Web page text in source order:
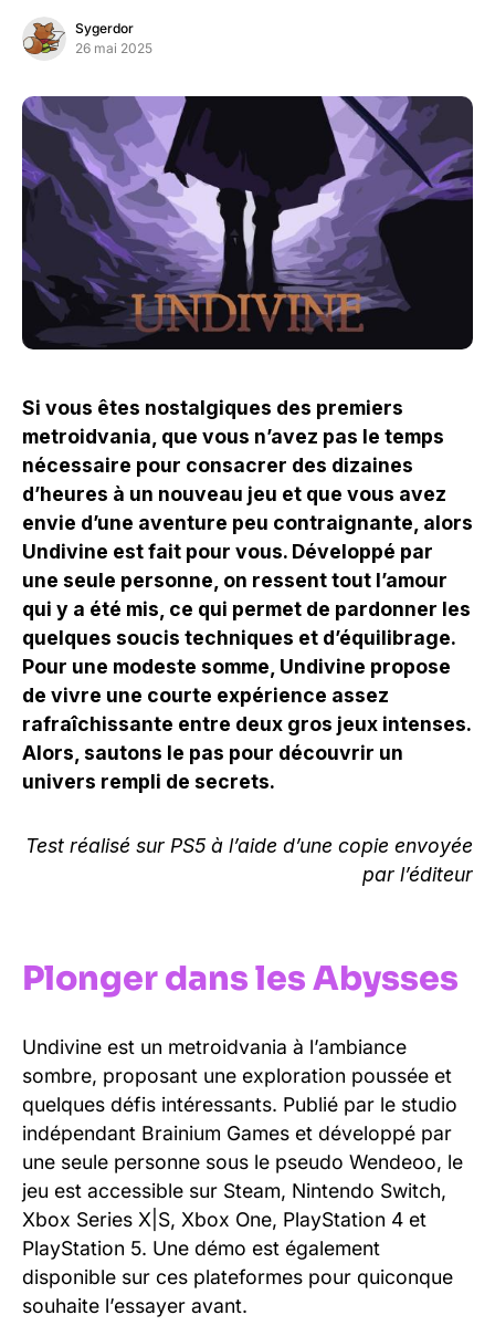
Sygerdor
26 mai 2025
Si vous êtes nostalgiques des premiers
metroidvania, que vous n’avez pas le temps
nécessaire pour consacrer des dizaines
d’heures à un nouveau jeu et que vous avez
envie d’une aventure peu contraignante, alors
Undivine est fait pour vous. Développé par
une seule personne, on ressent tout l’amour
qui y a été mis, ce qui permet de pardonner les
quelques soucis techniques et d’équilibrage.
Pour une modeste somme, Undivine propose
de vivre une courte expérience assez
rafraîchissante entre deux gros jeux intenses.
Alors, sautons le pas pour découvrir un
univers rempli de secrets.
Test réalisé sur PS5 à l’aide d’une copie envoyée
par l’éditeur
Plonger dans les Abysses
Undivine est un metroidvania à l’ambiance
sombre, proposant une exploration poussée et
quelques défis intéressants. Publié par le studio
indépendant Brainium Games et développé par
une seule personne sous le pseudo Wendeoo, le
jeu est accessible sur Steam, Nintendo Switch,
Xbox Series X|S, Xbox One, PlayStation 4 et
PlayStation 5. Une démo est également
disponible sur ces plateformes pour quiconque
souhaite l’essayer avant.